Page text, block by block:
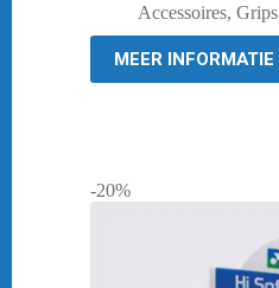
prijs
€ 9,95.
prijs
€ 7,95.
Accessoires, Grips
MEER INFORMATIE
-20%